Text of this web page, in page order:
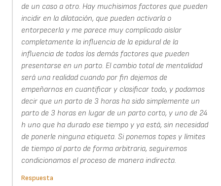
de un caso a otro. Hay muchisimos factores que pueden
incidir en la dilatación, que pueden activarla o
entorpecerla y me parece muy complicado aislar
completamente la influencia de la epidural de la
influencia de todos los demás factores que pueden
presentarse en un parto. El cambio total de mentalidad
será una realidad cuando por fin dejemos de
empeñarnos en cuantificar y clasificar todo, y podamos
decir que un parto de 3 horas ha sido simplemente un
parto de 3 horas en lugar de un parto corto, y uno de 24
h uno que ha durado ese tiempo y ya está, sin necesidad
de ponerle ninguna etiqueta. Si ponemos topes y límites
de tiempo al parto de forma arbitraria, seguiremos
condicionamos el proceso de manera indirecta.
Respuesta